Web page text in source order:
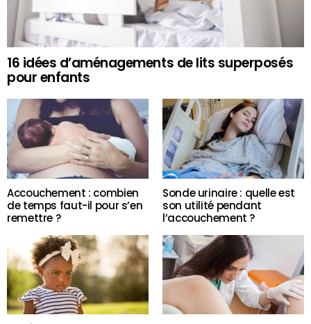
16 idées d’aménagements de lits superposés
pour enfants
Accouchement : combien
de temps faut-il pour s’en
remettre ?
Sonde urinaire : quelle est
son utilité pendant
l’accouchement ?